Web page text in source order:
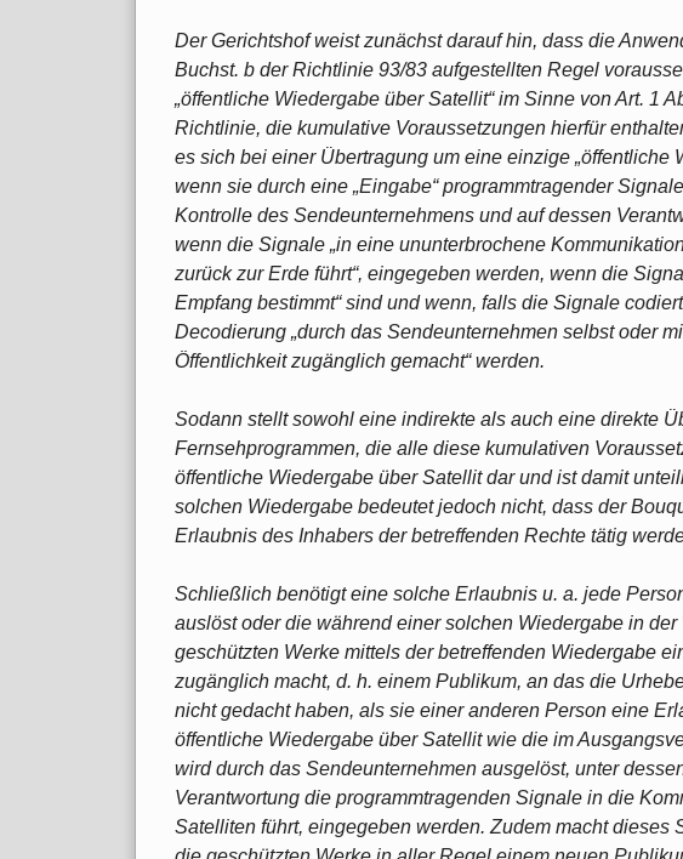
Der Gerichtshof weist zunächst darauf hin, dass die
Buchst. b der Richtlinie 93/83 aufgestellten Regel
„öffentliche Wiedergabe über Satellit“ im Sinne von Art. 1
Richtlinie, die kumulative Voraussetzungen hierfür
es sich bei einer Übertragung um eine einzige „öffentliche
wenn sie durch eine „Eingabe“ programmtragender
Kontrolle des Sendeunternehmens und auf dessen
wenn die Signale „in eine ununterbrochene
zurück zur Erde führt“, eingegeben werden, wenn die
Empfang bestimmt“ sind und wenn, falls die Signale
Decodierung „durch das Sendeunternehmen selbst oder
Öffentlichkeit zugänglich gemacht“ werden.
Sodann stellt sowohl eine indirekte als auch eine direkte
Fernsehprogrammen, die alle diese kumulativen
öffentliche Wiedergabe über Satellit dar und ist damit
solchen Wiedergabe bedeutet jedoch nicht, dass der
Erlaubnis des Inhabers der betreffenden Rechte tätig
Schließlich benötigt eine solche Erlaubnis u. a. jede
auslöst oder die während einer solchen Wiedergabe in
geschützten Werke mittels der betreffenden Wiedergabe
zugänglich macht, d. h. einem Publikum, an das die
nicht gedacht haben, als sie einer anderen Person eine
öffentliche Wiedergabe über Satellit wie die im
wird durch das Sendeunternehmen ausgelöst, unter
Verantwortung die programmtragenden Signale in die
Satelliten führt, eingegeben werden. Zudem macht dieses